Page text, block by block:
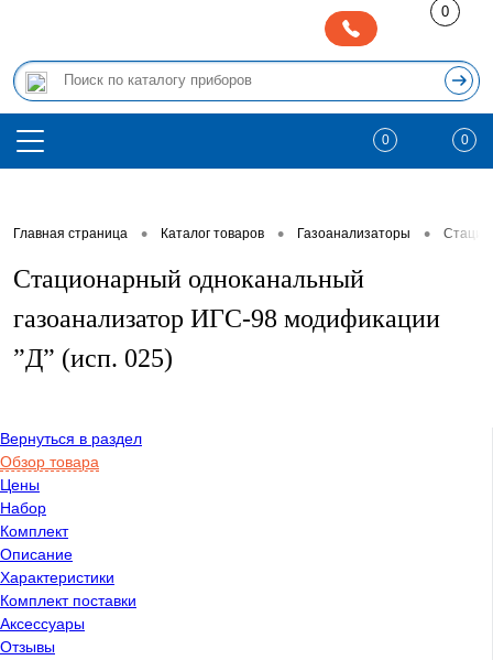
0
0 0
Главная страница • Каталог товаров • Газоанализаторы •
Стационарный одноканальный
газоанализатор ИГС-98 модификации
”Д” (исп. 025)
Вернуться в раздел
Обзор товара
Цены
Набор
Комплект
Описание
Характеристики
Комплект поставки
Аксессуары
Отзывы